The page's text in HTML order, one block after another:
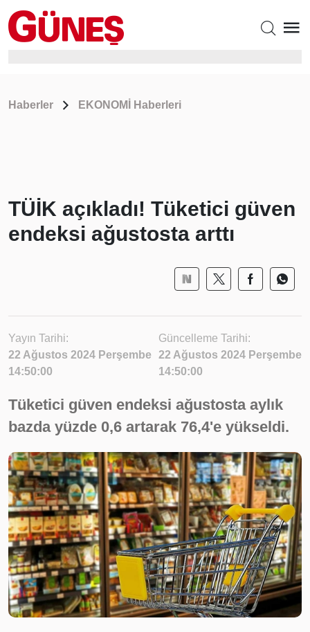
Haberler EKONOMİ Haberleri
TÜİK açıkladı! Tüketici güven
endeksi ağustosta arttı
Yayın Tarihi:
22 Ağustos 2024 Perşembe
14:50:00
Güncelleme Tarihi:
22 Ağustos 2024 Perşembe
14:50:00
Tüketici güven endeksi ağustosta aylık
bazda yüzde 0,6 artarak 76,4'e yükseldi.